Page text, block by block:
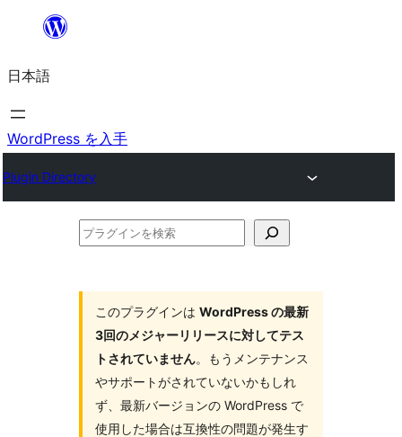
を
ス
キ
プ
日本語
WordPress を入手
Plugin Directory
プ
このプラグインは WordPress の最新
3回のメジャーリリースに対してテス
トされていません。もうメンテナンス
やサポートがされていないかもしれ
ず、最新バージョンの WordPress で
使用した場合は互換性の問題が発生す